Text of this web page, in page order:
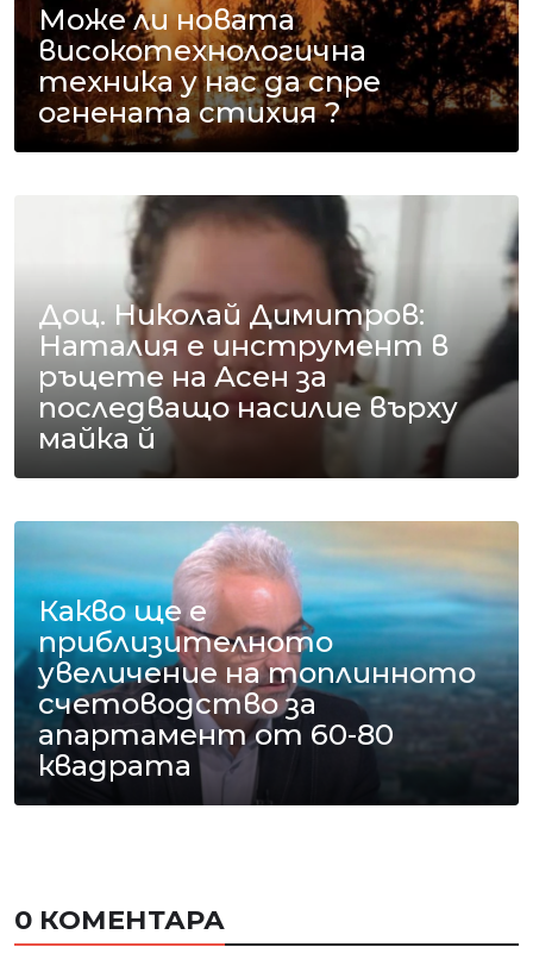
Може ли новата
високотехнологична
техника у нас да спре
огнената стихия ?
Доц. Николай Димитров:
Наталия е инструмент в
ръцете на Асен за
последващо насилие върху
майка й
Какво ще е
приблизителното
увеличение на топлинното
счетоводство за
апартамент от 60-80
квадрата
0 КОМЕНТАРА